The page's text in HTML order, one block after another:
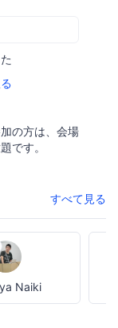
の方は、会場
です。
すべて見る
Naiki